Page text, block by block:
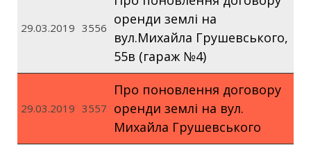
29.03.2019 3556
оренди землі на
вул.Михайла Грушевського,
55в (гараж №4)
29.03.2019 3557
Про поновлення договору
оренди землі на вул.
Михайла Грушевського